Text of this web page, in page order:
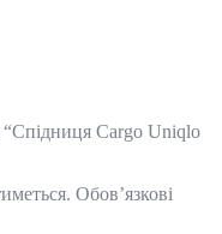
Cargo Uniqlo
Обов’язкові